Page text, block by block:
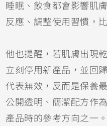
睡眠、飲食都會影響肌
反應、調整使用習慣，
他也提醒，若肌膚出現
立刻停用新產品，並回
代表無效，反而是保養
公開透明、簡潔配方作
產品時的參考方向之一。